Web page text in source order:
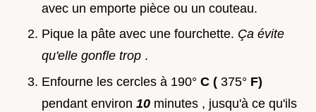
avec un emporte pièce ou un couteau.
Pique la pâte avec une fourchette. Ça évite
qu'elle gonfle trop .
Enfourne les cercles à 190° C ( 375° F)
pendant environ 10 minutes , jusqu'à ce qu'ils